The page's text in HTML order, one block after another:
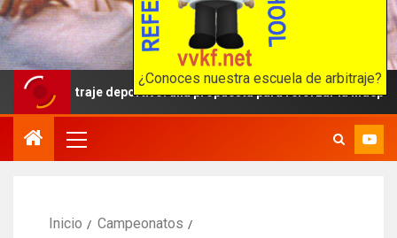
¿Conoces nuestra escuela de arbitraje?
El karate en internet
deportivo: una propuesta para reforzar la independencia
Inicio
Campeonatos